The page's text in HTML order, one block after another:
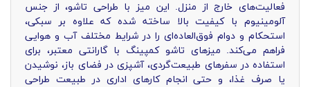
فعالیت‌های خارج از منزل. این میز با طراحی تاشو، از جنس
آلومینیوم با کیفیت بالا ساخته شده که علاوه بر سبکی،
استحکام و دوام فوق‌العاده‌ای را در شرایط مختلف آب و هوایی
فراهم می‌کند. میزهای تاشو کمپینگ با گارانتی معتبر، برای
استفاده در سفرهای طبیعت‌گردی، آشپزی در فضای باز، نوشیدن
یا صرف غذا، و حتی انجام کارهای اداری در طبیعت طراحی